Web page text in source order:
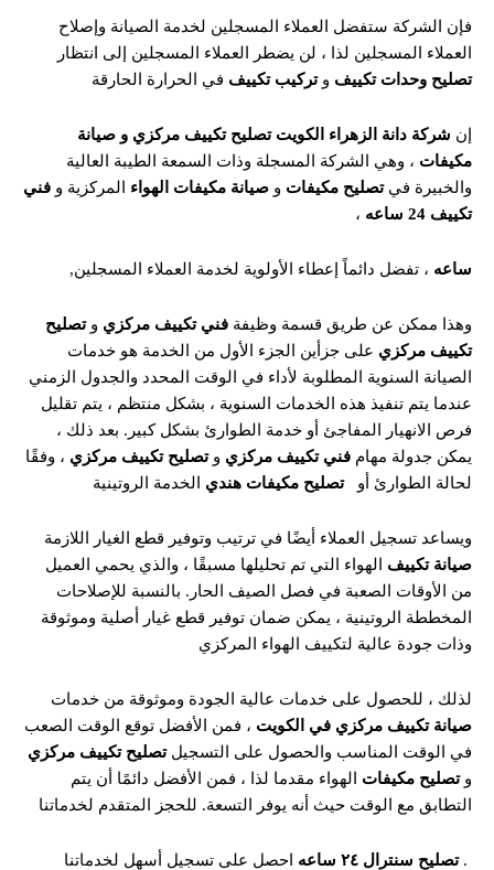
فإن الشركة ستفضل العملاء المسجلين لخدمة الصيانة وإصلاح
العملاء المسجلين لذا ، لن يضطر العملاء المسجلين إلى انتظار
تصليح وحدات تكييف وتركيب تكييف في الحرارة الحارقة
إن شركة دانة الزهراء الكويت تصليح تكييف مركزي و صيانة
مكيفات ، وهي الشركة المسجلة وذات السمعة الطيبة العالية
والخبيرة فيتصليح مكيفات و صيانة مكيفات الهواء المركزية و فني
تكييف 24 ساعه
،
ساعه ، تفضل دائماً إعطاء الأولوية لخدمة العملاء المسجلين,
وهذا ممكن عن طريق قسمة وظيفة فني تكييف مركزي وتصليح
تكييف مركزي على جزأين الجزء الأول من الخدمة هو خدمات
الصيانة السنوية المطلوبة لأداء في الوقت المحدد والجدول الزمني
عندما يتم تنفيذ هذه الخدمات السنوية ، بشكل منتظم ، يتم تقليل
فرص الانهيار المفاجئ أو خدمة الطوارئ بشكل كبير. بعد ذلك ،
يمكن جدولة مهام فني تكييف مركزي وتصليح تكييف مركزي ، وفقًا
لحالة الطوارئ أو
تصليح مكيفات هندي الخدمة الروتينية
ويساعد تسجيل العملاء أيضًا في ترتيب وتوفير قطع الغيار اللازمة
صيانة تكييف الهواء التي تم تحليلها مسبقًا ، والذي يحمي العميل
من الأوقات الصعبة في فصل الصيف الحار. بالنسبة للإصلاحات
المخططة الروتينية ، يمكن ضمان توفير قطع غيار أصلية وموثوقة
وذات جودة عالية لتكييف الهواء المركزي
لذلك ، للحصول على خدمات عالية الجودة وموثوقة من خدمات
صيانة تكييف مركزي في الكويت ، فمن الأفضل توقع الوقت الصعب
في الوقت المناسب والحصول على التسجيلتصليح تكييف مركزي
وتصليح مكيفات
الهواء مقدما لذا ، فمن الأفضل دائمًا أن يتم
التطابق مع الوقت حيث أنه يوفر التسعة. للحجز المتقدم لخدماتنا
.تصليح سنترال ٢٤ ساعه
احصل على تسجيل أسهل لخدماتنا